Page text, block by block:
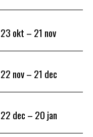
23 okt – 21 nov
22 nov – 21 dec
22 dec – 20 jan